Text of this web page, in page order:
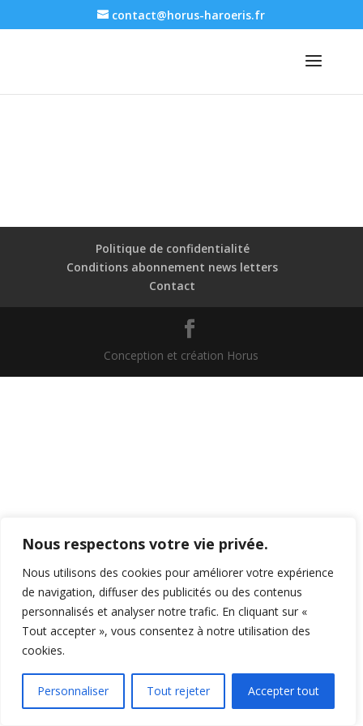
Nous respectons votre vie privée.
Nous utilisons des cookies pour améliorer votre expérience
de navigation, diffuser des publicités ou des contenus
personnalisés et analyser notre trafic. En cliquant sur «
Tout accepter », vous consentez à notre utilisation des
cookies.
Personnaliser Tout rejeter Accepter tout
contact@horus-haroeris.fr
Politique de confidentialité
Conditions abonnement news letters
Contact
Conception et création Horus